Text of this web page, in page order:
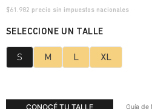
$61.982 precio sin impuestos nacionales
S M L XL
CONOCÉ TU TALLE Guía de